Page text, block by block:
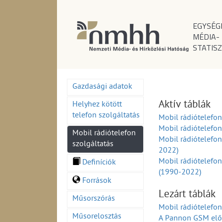
MÉDIA-
Gazdasági adatok
Helyhez kötött
telefon szolgáltatás
Mobil rádiótelefon
szolgáltatás
Definíciók
Források
Műsorszórás
Műsorelosztás
Aktív táblák
Mobil
Mobil
Mobil
2022)
Mobil
(1990-2022)
Lezárt táblák
Mobil
A Pannon GSM